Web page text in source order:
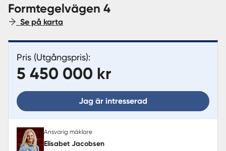
Formtegelvägen 4
Se på karta
Pris (Utgångspris):
5 450 000 kr
Jag är intresserad
Ansvarig mäklare
Elisabet Jacobsen